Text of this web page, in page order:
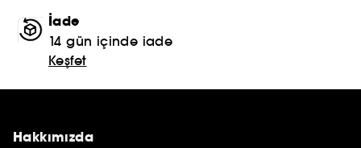
İade
14 gün içinde iade
Keşfet
Hakkımızda